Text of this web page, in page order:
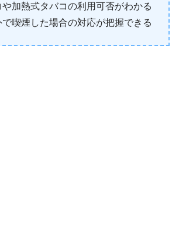
加熱式タバコの利用可否がわかる
喫煙した場合の対応が把握できる